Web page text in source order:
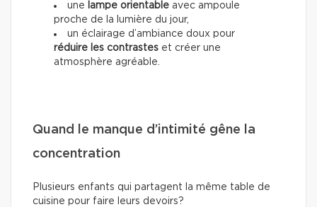
une lampe orientable avec ampoule
proche de la lumière du jour,
un éclairage d’ambiance doux pour
réduire les contrastes et créer une
atmosphère agréable.
Quand le manque d’intimité gêne la
concentration
Plusieurs enfants qui partagent la même table de
cuisine pour faire leurs devoirs?